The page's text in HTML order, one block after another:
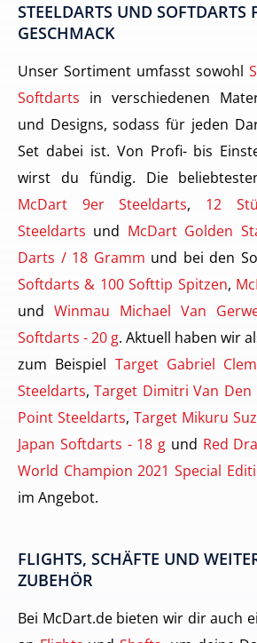
STEELDARTS UND SOFTDARTS
GESCHMACK
Unser Sortiment umfasst sowohl
Softdarts in verschiedenen
und Designs, sodass für jeden
Set dabei ist. Von Profi- bis
wirst du fündig. Die
McDart 9er Steeldarts, 12
Steeldarts und McDart Golden
Darts / 18 Gramm und bei den
Softdarts & 100 Softtip Spitzen,
und Winmau Michael Van
Softdarts - 20 g. Aktuell haben wir
zum Beispiel Target Gabriel
Steeldarts,Target Dimitri Van Den
Point Steeldarts, Target Mikuru
Japan Softdarts - 18 g und Red
World Champion 2021 Special
im Angebot.
FLIGHTS, SCHÄFTE UND
ZUBEHÖR
Bei McDart.de bieten wir dir auch